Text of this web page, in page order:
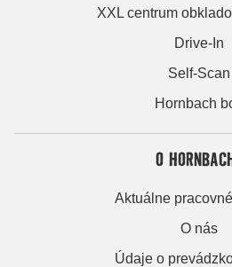
XXL centrum
Drive-In
Self-Scan
Hornbach
O
Aktuálne
O nás
Údaje o